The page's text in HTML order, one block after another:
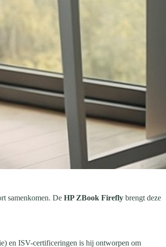
samenkomen. De HP ZBook Firefly brengt deze
en ISV-certificeringen is hij ontworpen om